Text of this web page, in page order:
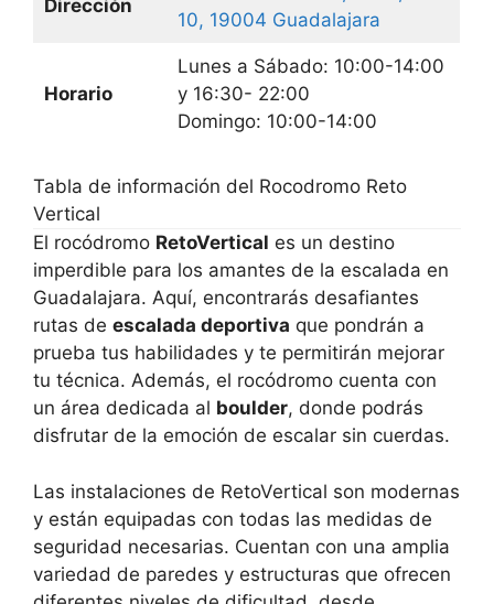
Dirección
10, 19004 Guadalajara
Horario
Lunes a Sábado: 10:00-14:00
y 16:30- 22:00
Domingo: 10:00-14:00
Tabla de información del Rocodromo Reto
Vertical
El rocódromo RetoVertical es un destino
imperdible para los amantes de la escalada en
Guadalajara. Aquí, encontrarás desafiantes
rutas de escalada deportiva que pondrán a
prueba tus habilidades y te permitirán mejorar
tu técnica. Además, el rocódromo cuenta con
un área dedicada al boulder, donde podrás
disfrutar de la emoción de escalar sin cuerdas.
Las instalaciones de RetoVertical son modernas
y están equipadas con todas las medidas de
seguridad necesarias. Cuentan con una amplia
variedad de paredes y estructuras que ofrecen